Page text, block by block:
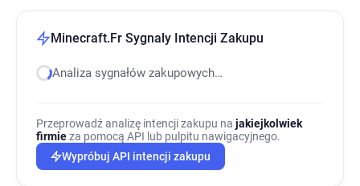
Minecraft.Fr Sygnaly Intencji Zakupu
Analiza sygnałów zakupowych…
Przeprowadź analizę intencji zakupu na jakiejkolwiek
firmieza pomocą API lub pulpitu nawigacyjnego.
Wypróbuj API intencji zakupu